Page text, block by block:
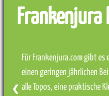
Frankenjura
Für Frankenjura.com gibt es
einen geringen jährlichen
alle Topos, eine praktische
❮